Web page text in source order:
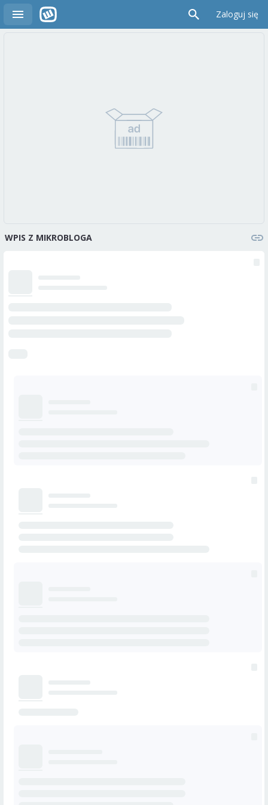
Zaloguj się
WPIS Z MIKROBLOGA